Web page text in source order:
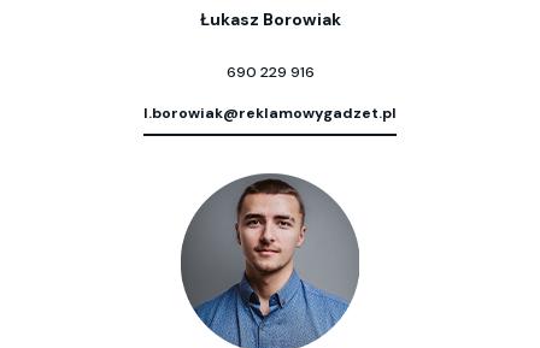
Łukasz Borowiak
690 229 916
l.borowiak@reklamowygadzet.pl